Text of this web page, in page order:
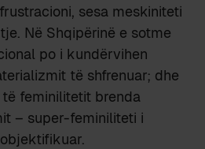
sesa meskiniteti
Në Shqipërinë e sotme
po i kundërvihen
të shfrenuar; dhe
feminilitetit brenda
– super-feminiliteti i